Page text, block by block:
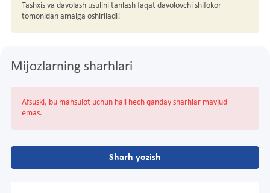
Tashxis va davolash usulini tanlash faqat davolovchi shifokor
tomonidan amalga oshiriladi!
Mijozlarning sharhlari
Afsuski, bu mahsulot uchun hali hech qanday sharhlar mavjud
emas.
Sharh yozish